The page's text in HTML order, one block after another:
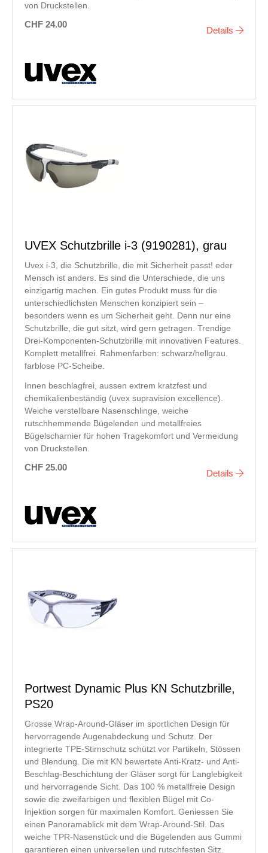
von Druckstellen.
CHF 24.00
Details
UVEX Schutzbrille i-3 (9190281), grau
Uvex i-3, die Schutzbrille, die mit Sicherheit passt! eder
Mensch ist anders. Es sind die Unterschiede, die uns
einzigartig machen. Ein gutes Produkt muss für die
unterschiedlichsten Menschen konzipiert sein –
besonders wenn es um Sicherheit geht. Denn nur eine
Schutzbrille, die gut sitzt, wird gern getragen. Trendige
Drei-Komponenten-Schutzbrille mit innovativen Features.
Komplett metallfrei. Rahmenfarben: schwarz/hellgrau.
farblose PC-Scheibe.
Innen beschlagfrei, aussen extrem kratzfest und
chemikalienbeständig (uvex supravision excellence).
Weiche verstellbare Nasenschlinge, weiche
rutschhemmende Bügelenden und metallfreies
Bügelscharnier für hohen Tragekomfort und Vermeidung
von Druckstellen.
CHF 25.00
Details
Portwest Dynamic Plus KN Schutzbrille,
PS20
Grosse Wrap-Around-Gläser im sportlichen Design für
hervorragende Augenabdeckung und Schutz. Der
integrierte TPE-Stirnschutz schützt vor Partikeln, Stössen
und Blendung. Die mit KN bewertete Anti-Kratz- und Anti-
Beschlag-Beschichtung der Gläser sorgt für Langlebigkeit
und hervorragende Sicht. Das 100 % metallfreie Design
sowie die zweifarbigen und flexiblen Bügel mit Co-
Injektion sorgen für maximalen Komfort. Geniessen Sie
einen Panoramablick mit dem Wrap-Around-Stil. Das
weiche TPR-Nasenstück und die Bügelenden aus Gummi
garantieren einen universellen und rutschfesten Sitz.